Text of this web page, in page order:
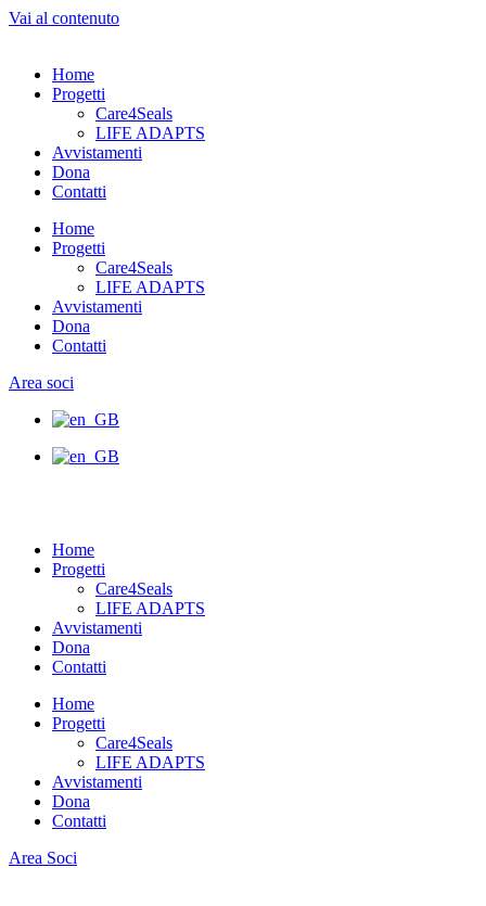
Vai al contenuto
Home
Progetti
Care4Seals
LIFE ADAPTS
Avvistamenti
Dona
Contatti
Home
Progetti
Care4Seals
LIFE ADAPTS
Avvistamenti
Dona
Contatti
Area soci
Home
Progetti
Care4Seals
LIFE ADAPTS
Avvistamenti
Dona
Contatti
Home
Progetti
Care4Seals
LIFE ADAPTS
Avvistamenti
Dona
Contatti
Area Soci